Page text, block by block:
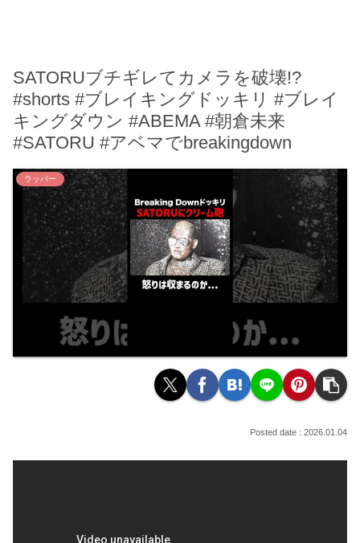
SATORUブチギレてカメラを破壊!?
#shorts #ブレイキングドッキリ #ブレイ
キングダウン #ABEMA #朝倉未来
#SATORU #アベマでbreakingdown
ラッパー
2026.01.04